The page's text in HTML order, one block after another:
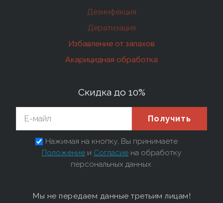
Дезинфекция
Дератизация
Избавление от запахов
Акарицидная обработка
Скидка до 10%
Получить
Нажимая на кнопку, Вы принимаете
Положение и Согласие на обработку
персональных данных.
Мы не передаем данные третьим лицам!